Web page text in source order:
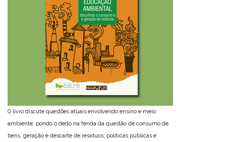
O livro discute questões atuais envolvendo ensino e meio
ambiente, pondo o dedo na ferida da questão de consumo de
bens, geração e descarte de resíduos, políticas públicas e